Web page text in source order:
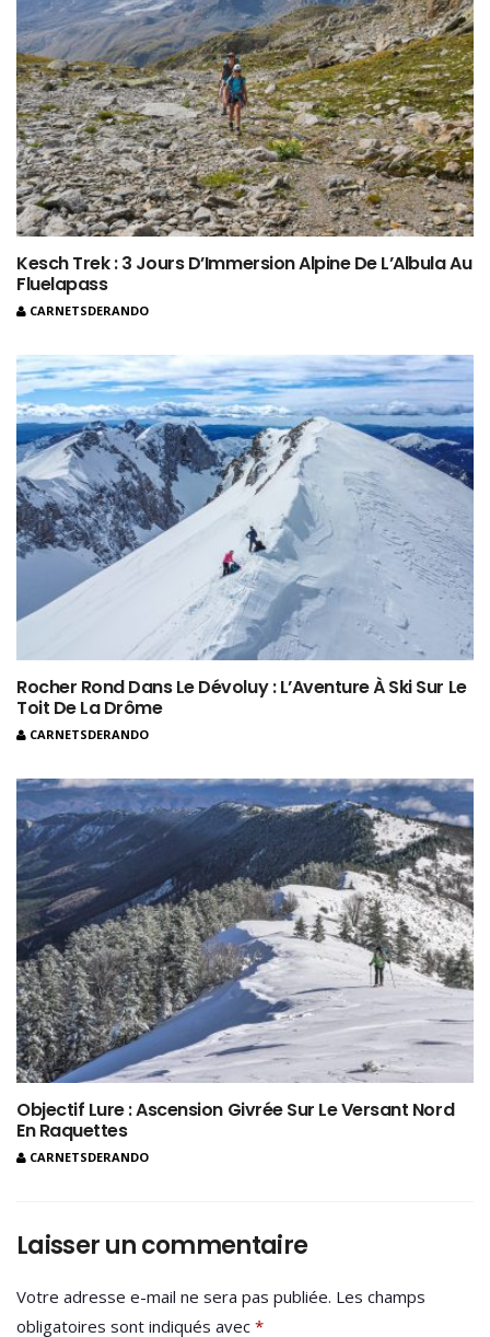
Kesch Trek : 3 Jours D’Immersion Alpine De L’Albula Au
Fluelapass
CARNETSDERANDO
Rocher Rond Dans Le Dévoluy : L’Aventure À Ski Sur Le
Toit De La Drôme
CARNETSDERANDO
Objectif Lure : Ascension Givrée Sur Le Versant Nord
En Raquettes
CARNETSDERANDO
Laisser un commentaire
Votre adresse e-mail ne sera pas publiée. Les champs
obligatoires sont indiqués avec *